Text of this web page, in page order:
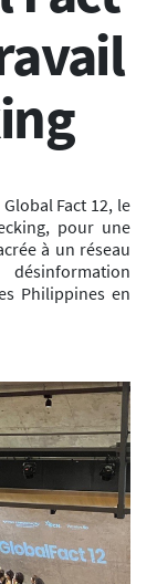
Fact 12, le
pour une
à un réseau
Philippines en